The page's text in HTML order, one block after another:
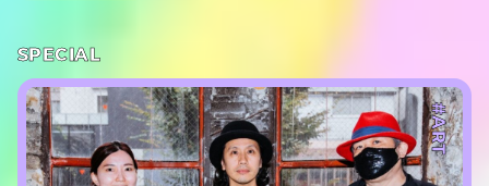
SPECIAL
#ART